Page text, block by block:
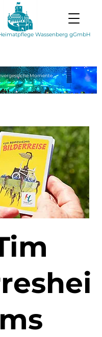
Wassenberg gGmbH
Momente
ms